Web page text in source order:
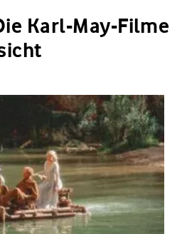
Karl-May-Filme